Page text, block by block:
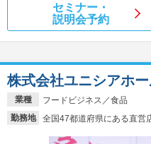
セミナー・
説明会予約
業種
フードビジネス／食品
勤務地
全国47都道府県にある直営
株式会社ユニシアホ